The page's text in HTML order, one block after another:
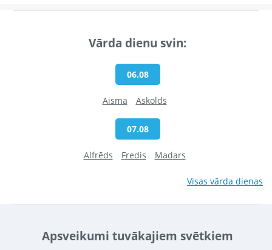
Vārda dienu svin:
06.08
Aisma Askolds
07.08
Alfrēds Fredis Madars
Visas vārda dienas
Apsveikumi tuvākajiem svētkiem